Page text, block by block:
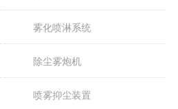
雾化喷淋系统
除尘雾炮机
喷雾抑尘装置